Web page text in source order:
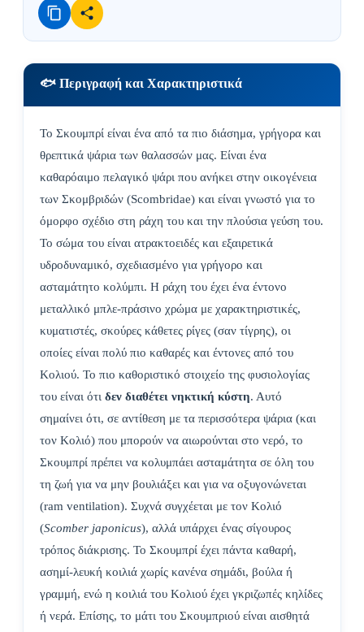
🐟 Περιγραφή και Χαρακτηριστικά
Το Σκουμπρί είναι ένα από τα πιο διάσημα, γρήγορα και
θρεπτικά ψάρια των θαλασσών μας. Είναι ένα
καθαρόαιμο πελαγικό ψάρι που ανήκει στην οικογένεια
των Σκομβριδών (Scombridae) και είναι γνωστό για το
όμορφο σχέδιο στη ράχη του και την πλούσια γεύση του.
Το σώμα του είναι ατρακτοειδές και εξαιρετικά
υδροδυναμικό, σχεδιασμένο για γρήγορο και
ασταμάτητο κολύμπι. Η ράχη του έχει ένα έντονο
μεταλλικό μπλε-πράσινο χρώμα με χαρακτηριστικές,
κυματιστές, σκούρες κάθετες ρίγες (σαν τίγρης), οι
οποίες είναι πολύ πιο καθαρές και έντονες από του
Κολιού. Το πιο καθοριστικό στοιχείο της φυσιολογίας
του είναι ότι δεν διαθέτει νηκτική κύστη. Αυτό
σημαίνει ότι, σε αντίθεση με τα περισσότερα ψάρια (και
τον Κολιό) που μπορούν να αιωρούνται στο νερό, το
Σκουμπρί πρέπει να κολυμπάει ασταμάτητα σε όλη του
τη ζωή για να μην βουλιάξει και για να οξυγονώνεται
(ram ventilation). Συχνά συγχέεται με τον Κολιό
(Scomber japonicus), αλλά υπάρχει ένας σίγουρος
τρόπος διάκρισης. Το Σκουμπρί έχει πάντα καθαρή,
ασημί-λευκή κοιλιά χωρίς κανένα σημάδι, βούλα ή
γραμμή, ενώ η κοιλιά του Κολιού έχει γκριζωπές κηλίδες
ή νερά. Επίσης, το μάτι του Σκουμπριού είναι αισθητά